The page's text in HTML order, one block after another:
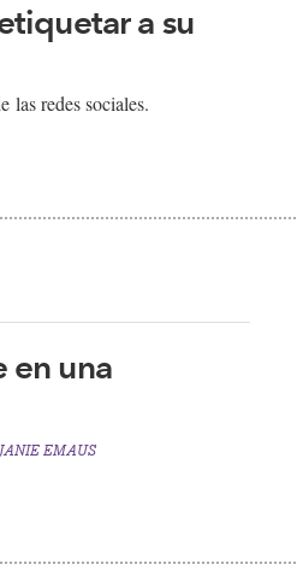
a su
las redes sociales​.​​
en una
EMAUS